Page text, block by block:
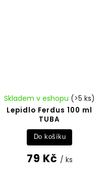
Lepidlo Ferdus 100 ml
TUBA
Skladem v eshopu (>5 ks)
79 Kč / ks
Do košíku